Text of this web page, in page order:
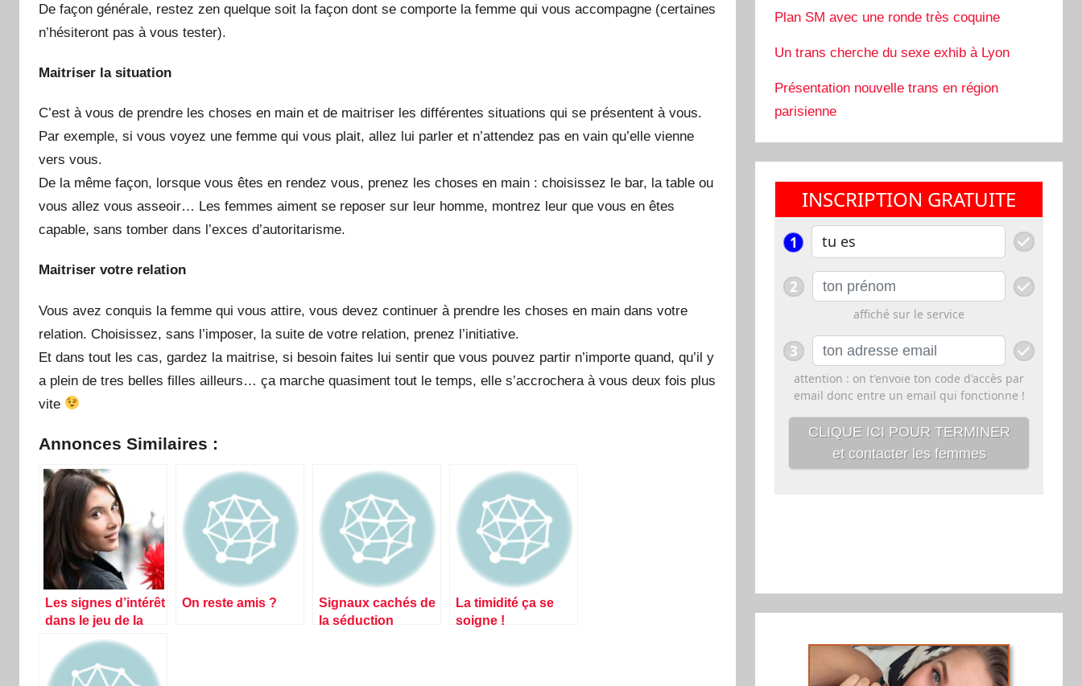
De façon générale, restez zen quelque soit la façon dont se comporte la femme qui vous accompagne (certaines
n’hésiteront pas à vous tester).
Maitriser la situation
C’est à vous de prendre les choses en main et de maitriser les différentes situations qui se présentent à vous.
Par exemple, si vous voyez une femme qui vous plait, allez lui parler et n’attendez pas en vain qu’elle vienne
vers vous.
De la même façon, lorsque vous êtes en rendez vous, prenez les choses en main : choisissez le bar, la table ou
vous allez vous asseoir… Les femmes aiment se reposer sur leur homme, montrez leur que vous en êtes
capable, sans tomber dans l’exces d’autoritarisme.
Maitriser votre relation
Vous avez conquis la femme qui vous attire, vous devez continuer à prendre les choses en main dans votre
relation. Choisissez, sans l’imposer, la suite de votre relation, prenez l’initiative.
Et dans tout les cas, gardez la maitrise, si besoin faites lui sentir que vous pouvez partir n’importe quand, qu’il y
a plein de tres belles filles ailleurs… ça marche quasiment tout le temps, elle s’accrochera à vous deux fois plus
vite
Annonces Similaires :
Les signes d’intérêt
dans le jeu de la
séduction
On reste amis ?
Signaux cachés de
la séduction
La timidité ça se
soigne !
Plan SM avec une ronde très coquine
Un trans cherche du sexe exhib à Lyon
Présentation nouvelle trans en région
parisienne